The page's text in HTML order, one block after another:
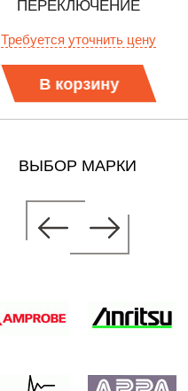
ПЕРЕКЛЮЧЕНИЕ
Требуется уточнить цену
В корзину
ВЫБОР МАРКИ